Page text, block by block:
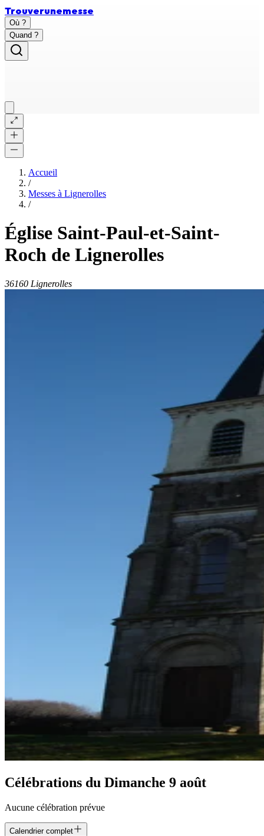
Trouverunemesse
Où ?
Quand ?
Accueil
/
Messes à Lignerolles
/
Église Saint-Paul-et-Saint-
Roch de Lignerolles
36160 Lignerolles
Célébrations du Dimanche 9 août
Aucune célébration prévue
Calendrier complet